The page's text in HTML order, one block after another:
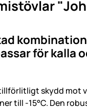
för kalla
skydd mot
till -15°C. Den